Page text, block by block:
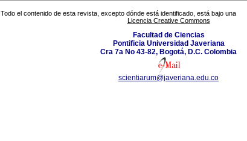
Todo el contenido de esta revista, excepto dónde está identificado, está bajo una
Licencia Creative Commons
Facultad de Ciencias
Pontificia Universidad Javeriana
Cra 7a No 43-82, Bogotá, D.C. Colombia
scientiarum@javeriana.edu.co